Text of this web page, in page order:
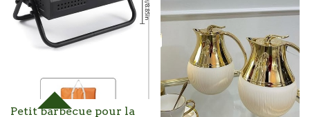
Petit barbecue pour la